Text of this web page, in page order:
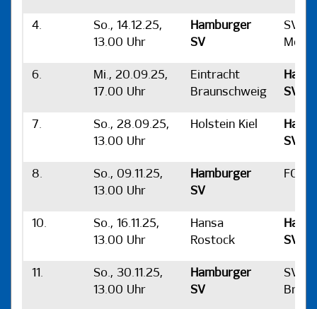
4.
So., 14.12.25,
13.00 Uhr
Hamburger
SV
SV
6.
Mi., 20.09.25,
17.00 Uhr
Eintracht
Braunschweig
SV
7.
So., 28.09.25,
13.00 Uhr
Holstein Kiel
SV
8.
So., 09.11.25,
13.00 Uhr
Hamburger
SV
FC
10.
So., 16.11.25,
13.00 Uhr
Hansa
Rostock
SV
11.
So., 30.11.25,
13.00 Uhr
Hamburger
SV
SV